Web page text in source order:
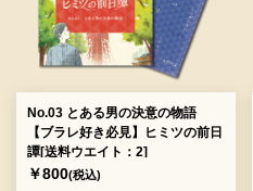
No.03 とある男の決意の物語
【ブラレ好き必見】ヒミツの前日
譚[送料ウエイト：2]
￥800(税込)